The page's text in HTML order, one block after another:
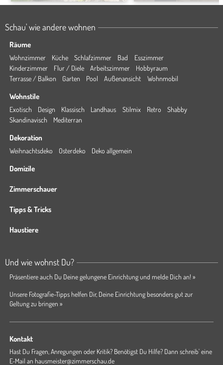
Schau' wie andere wohnen
Räume
Wohnzimmer Küche Schlafzimmer Bad
Esszimmer
Kinderzimmer
Flur / Diele Arbeitszimmer
Hobbyraum
Terrasse / Balkon
Garten Pool Außenansicht Wohnmobil
Wohnstile
Exotisch Design Klassisch Landhaus Stilmix Retro
Shabby
Skandinavisch
Mediterran
Dekoration
Weihnachtsdeko Osterdeko Deko allgemein
Domizile
Zimmerschauer
Tipps & Tricks
Haustiere
Und wie wohnst Du?
Präsentiere auch Du Deine gelungene Einrichtung und melde Dich an! »
Unsere Fotografie-Tipps helfen Dir, Deine Einrichtung besonders gut zur
Geltung zu bringen »
Kontakt
Hast Du Fragen, Anregungen oder Kritik? Benötigst Du Hilfe? Dann schreib' eine
E-Mail an hausmeister@zimmerschau.de